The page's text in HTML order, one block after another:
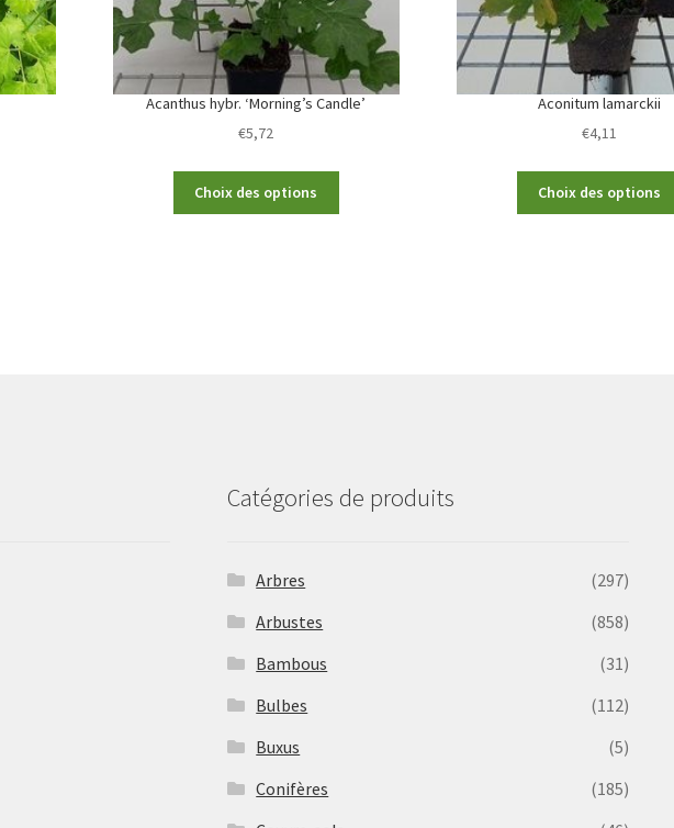
Acanthus hybr. ‘Morning’s Candle’
€5,72
Choix des options
page
Aconitum lamarckii
€4,11
Choix des options
Catégories de produits
Arbres
(297)
Arbustes
(858)
Bambous
(31)
Bulbes
(112)
Buxus
(5)
Conifères
(185)